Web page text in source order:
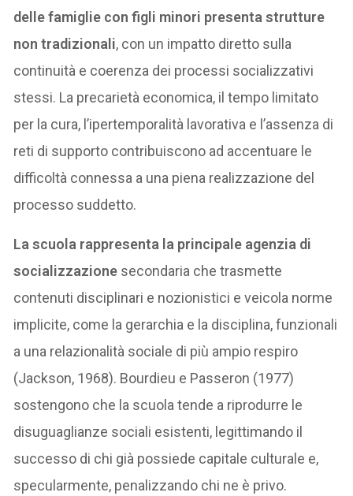
delle famiglie con figli minori presenta strutture
non tradizionali, con un impatto diretto sulla
continuità e coerenza dei processi socializzativi
stessi. La precarietà economica, il tempo limitato
per la cura, l’ipertemporalità lavorativa e l’assenza di
reti di supporto contribuiscono ad accentuare le
difficoltà connessa a una piena realizzazione del
processo suddetto.
La scuola rappresenta la principale agenzia di
socializzazione secondaria che trasmette
contenuti disciplinari e nozionistici e veicola norme
implicite, come la gerarchia e la disciplina, funzionali
a una relazionalità sociale di più ampio respiro
(Jackson, 1968). Bourdieu e Passeron (1977)
sostengono che la scuola tende a riprodurre le
disuguaglianze sociali esistenti, legittimando il
successo di chi già possiede capitale culturale e,
specularmente, penalizzando chi ne è privo.